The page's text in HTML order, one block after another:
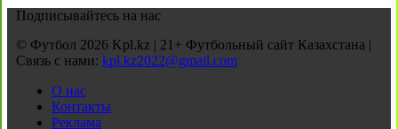
Подписывайтесь на нас
© Футбол 2026 Kpl.kz | 21+ Футбольный сайт Казахстана |
Связь с нами: kpl.kz2022@gmail.com
О нас
Контакты
Реклама